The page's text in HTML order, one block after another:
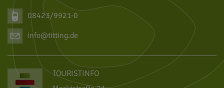
08423/9921-0
info@titting.de
TOURISTINFO